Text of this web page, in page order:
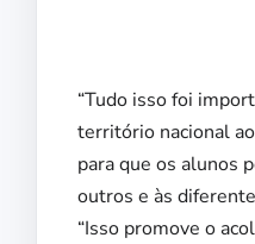
“Tudo isso foi
território nacional
para que os alunos
outros e às
“Isso promove o